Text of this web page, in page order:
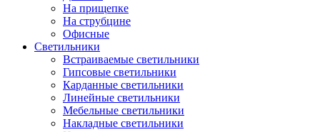
На прищепке
На струбцине
Офисные
Светильники
Встраиваемые светильники
Гипсовые светильники
Карданные светильники
Линейные светильники
Мебельные светильники
Накладные светильники